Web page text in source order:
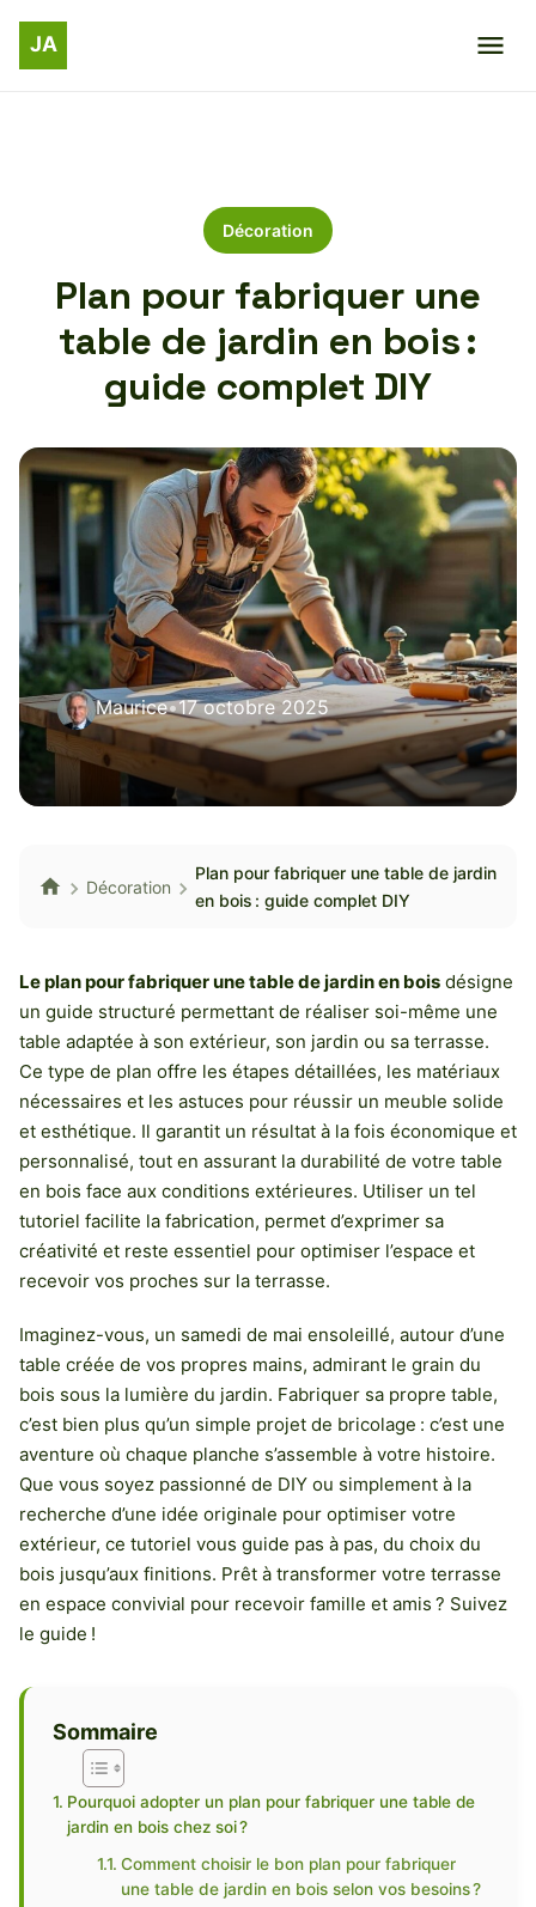
Décoration
Plan pour fabriquer une
table de jardin en bois :
guide complet DIY
Maurice•17 octobre 2025
Décoration
Plan pour fabriquer une table de jardin
en bois : guide complet DIY
Le plan pour fabriquer une table de jardin en bois désigne
un guide structuré permettant de réaliser soi-même une
table adaptée à son extérieur, son jardin ou sa terrasse.
Ce type de plan offre les étapes détaillées, les matériaux
nécessaires et les astuces pour réussir un meuble solide
et esthétique. Il garantit un résultat à la fois économique et
personnalisé, tout en assurant la durabilité de votre table
en bois face aux conditions extérieures. Utiliser un tel
tutoriel facilite la fabrication, permet d’exprimer sa
créativité et reste essentiel pour optimiser l’espace et
recevoir vos proches sur la terrasse.
Imaginez-vous, un samedi de mai ensoleillé, autour d’une
table créée de vos propres mains, admirant le grain du
bois sous la lumière du jardin. Fabriquer sa propre table,
c’est bien plus qu’un simple projet de bricolage : c’est une
aventure où chaque planche s’assemble à votre histoire.
Que vous soyez passionné de DIY ou simplement à la
recherche d’une idée originale pour optimiser votre
extérieur, ce tutoriel vous guide pas à pas, du choix du
bois jusqu’aux finitions. Prêt à transformer votre terrasse
en espace convivial pour recevoir famille et amis ? Suivez
le guide !
Sommaire
Pourquoi adopter un plan pour fabriquer une table de
jardin en bois chez soi ?
Comment choisir le bon plan pour fabriquer
une table de jardin en bois selon vos besoins ?